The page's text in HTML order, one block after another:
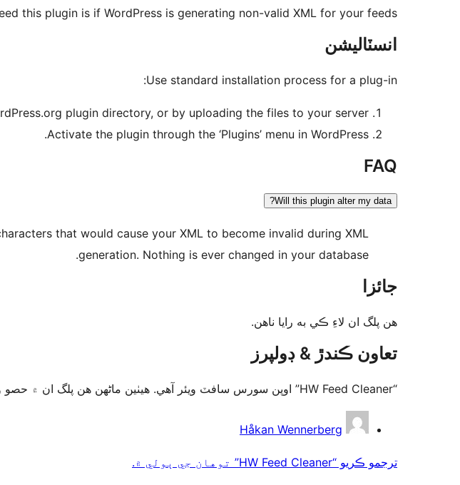
this plugin is if WordPress is generating non-valid XML for your feeds.
انسٽاليشن
Use standard installation process for a plug-in:
plugin directory, or by uploading the files to your server.
Activate the plugin through the ‘Plugins’ menu in WordPress.
FAQ
Will this plugin alter my data?
that would cause your XML to become invalid during XML
generation. Nothing is ever changed in your database.
جائزا
ھن پلگ ان لاءِ ڪي به رايا ناھن.
تعاون ڪندڙ & ڊولپرز
“HW Feed Cleaner” اوپن سورس سافٽ ويئر آهي. ھيٺين ماڻھن ھن پلگ ان ۾ حصو ورتو آھي.
Håkan Wennerberg
ترجمو ڪريو “HW Feed Cleaner” توهان جي ٻولي ۾.